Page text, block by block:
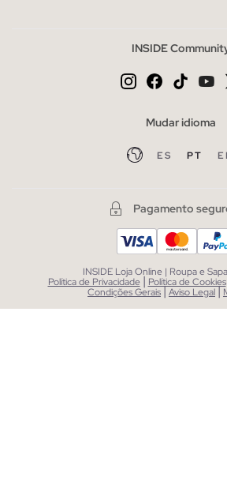
INSIDE
Mudar idioma
ES PT
Pagamento
INSIDE Loja Online | Roupa e
Política de Privacidade | Política de Cookies
Condições Gerais|Aviso Legal|